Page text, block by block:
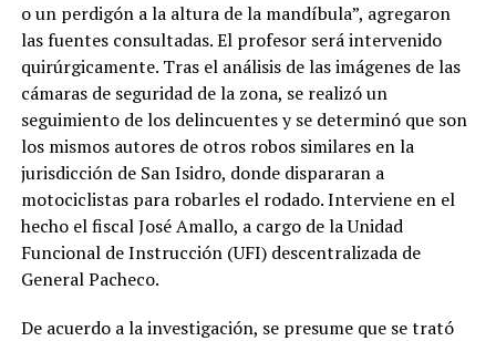
o un perdigón a la altura de la mandíbula”, agregaron
las fuentes consultadas. El profesor será intervenido
quirúrgicamente. Tras el análisis de las imágenes de las
cámaras de seguridad de la zona, se realizó un
seguimiento de los delincuentes y se determinó que son
los mismos autores de otros robos similares en la
jurisdicción de San Isidro, donde dispararan a
motociclistas para robarles el rodado. Interviene en el
hecho el fiscal José Amallo, a cargo de la Unidad
Funcional de Instrucción (UFI) descentralizada de
General Pacheco.
De acuerdo a la investigación, se presume que se trató